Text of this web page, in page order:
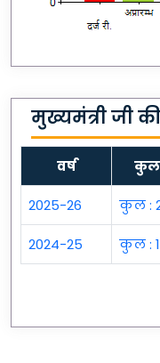
मुख्यमंत्री जी
वर्ष कुल
2025-26 कुल :
2024-25 कुल : 1